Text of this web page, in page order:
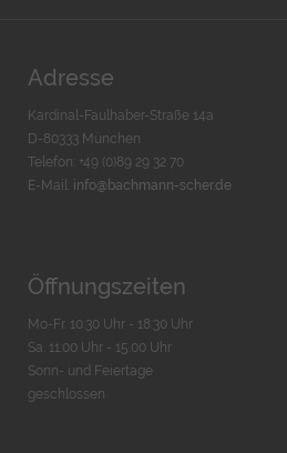
Adresse
Kardinal-Faulhaber-Straße 14a
D-80333 München
Telefon: +49 (0)89 29 32 70
E-Mail: info@bachmann-scher.de
Öffnungszeiten
Mo-Fr. 10:30 Uhr - 18:30 Uhr
Sa. 11:00 Uhr - 15.00 Uhr
Sonn- und Feiertage
geschlossen